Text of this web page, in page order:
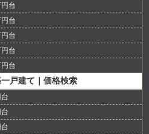
台
台
台
台
台
戸建て｜価格検索